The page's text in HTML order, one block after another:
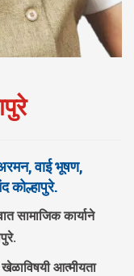
वाई भूषण,
कोल्हापुरे.
सामाजिक कार्याने
आत्मीयता